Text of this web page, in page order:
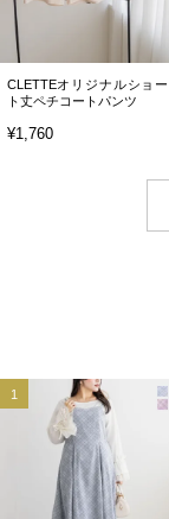
CLETTEオリジナルショー
ト丈ペチコートパンツ
¥1,760
1